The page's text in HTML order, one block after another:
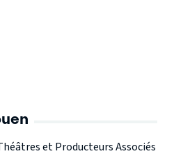
et Producteurs Associés